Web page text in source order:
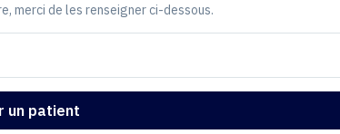
merci de les renseigner ci-dessous.
un patient